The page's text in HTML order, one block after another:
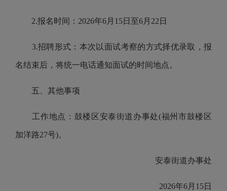
2.报名时间：2026年6月15日至6月22日
3.招聘形式：本次以面试考察的方式择优录取，报
名结束后，将统一电话通知面试的时间地点。
五、其他事项
工作地点：鼓楼区安泰街道办事处(福州市鼓楼区
加洋路27号)。
安泰街道办事处
2026年6月15日